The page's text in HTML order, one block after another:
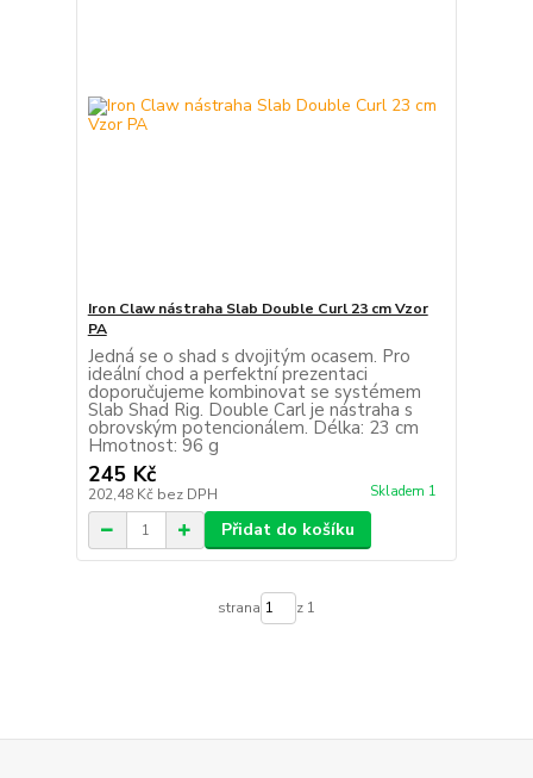
Iron Claw nástraha Slab Double Curl 23 cm Vzor
PA
Jedná se o shad s dvojitým ocasem. Pro
ideální chod a perfektní prezentaci
doporučujeme kombinovat se systémem
Slab Shad Rig. Double Carl je nástraha s
obrovským potencionálem. Délka: 23 cm
Hmotnost: 96 g
245 Kč
202,48 Kč bez DPH Skladem 1
Přidat do košíku
strana z 1